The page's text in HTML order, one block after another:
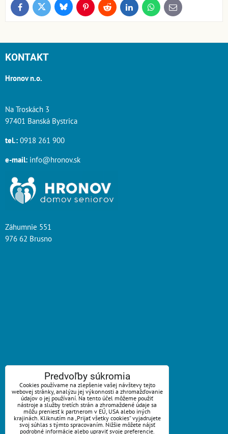
FacebookTwitter BlueskyPinterestReddit LinkedInWhatsApp
E-
mail
KONTAKT
Hronov n.o.
Na Troskách 3
97401 Banská Bystrica
tel.: 0918 261 900
e-mail: info@hronov.sk
Záhumnie 551
976 62 Brusno
ZAVOLÁME VÁM SPÄŤ
Váš telefón:*
Predvoľby súkromia
Cookies používame na zlepšenie vašej návštevy tejto
webovej stránky, analýzu jej výkonnosti a zhromažďovanie
údajov o jej používaní. Na tento účel môžeme použiť
nástroje a služby tretích strán a zhromaždené údaje sa
môžu preniesť k partnerom v EÚ, USA alebo iných
krajinách. Kliknutím na „Prijať všetky cookies“ vyjadrujete
svoj súhlas s týmto spracovaním. Nižšie môžete nájsť
podrobné informácie alebo upraviť svoje preferencie.